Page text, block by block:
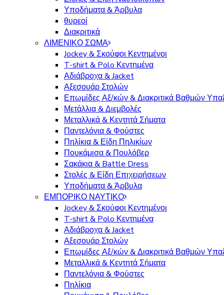
Υποδήματα & Άρβυλα
θυρεοί
Διακριτικά
ΛΙΜΕΝΙΚΟ ΣΩΜΑ
Jockey & Σκούφοι Κεντημένοι
T-shirt & Polo Κεντημένα
Αδιάβροχα & Jacket
Αξεσουάρ Στολών
Επωμίδες Αξ/κών & Διακριτικά Βαθμών
Μετάλλια & Διεμβολές
Μεταλλικά & Κεντητά Σήματα
Παντελόνια & Φούστες
Πηλίκια & Είδη Πηλικίων
Πουκάμισα & Πουλόβερ
Σακάκια & Battle Dress
Στολές & Είδη Επιχειρήσεων
Υποδήματα & Άρβυλα
ΕΜΠΟΡΙΚΟ ΝΑΥΤΙΚΟ
Jockey & Σκούφοι Κεντημένοι
T-shirt & Polo Κεντημένα
Αδιάβροχα & Jacket
Αξεσουάρ Στολών
Επωμίδες Αξ/κών & Διακριτικά Βαθμών
Μεταλλικά & Κεντητά Σήματα
Παντελόνια & Φούστες
Πηλίκια